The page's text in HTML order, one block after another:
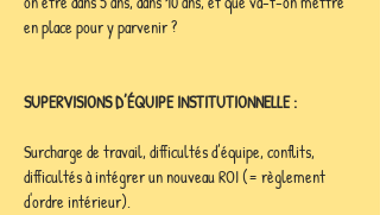
en place pour y parvenir ?
SUPERVISIONS D’ÉQUIPE INSTITUTIONNELLE :
Surcharge de travail, difficultés d’équipe, conflits,
difficultés à intégrer un nouveau ROI (= règlement
d'ordre intérieur).